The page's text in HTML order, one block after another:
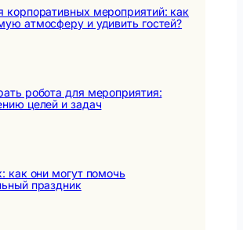
корпоративных мероприятий: как
атмосферу и удивить гостей?
робота для мероприятия:
целей и задач
как они могут помочь
праздник